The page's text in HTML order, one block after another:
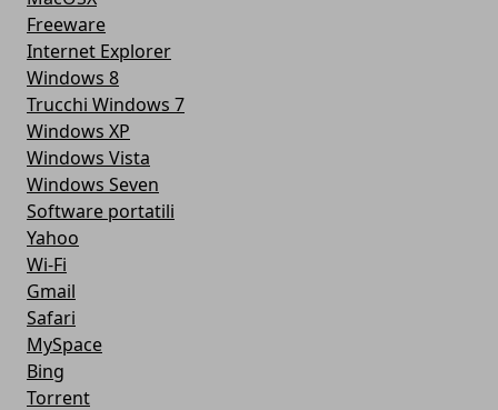
Freeware
Internet Explorer
Windows 8
Trucchi Windows 7
Windows XP
Windows Vista
Windows Seven
Software portatili
Yahoo
Wi-Fi
Gmail
Safari
MySpace
Bing
Torrent